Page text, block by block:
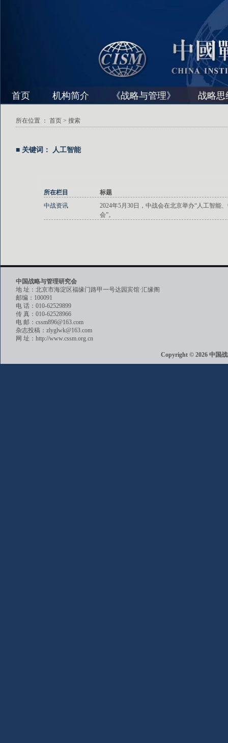
首页 机构简介 《战略与管理》 战略思
所在位置 ： 首页 > 搜索
■ 关键词： 人工智能
所在栏目
标题
中战资讯
2024年5月30日，中战会在北京举办“人工智能
会”。
中国战略与管理研究会
地 址：北京市海淀区福缘门路甲一号达园宾馆·汇缘阁
邮编：100091
电 话：010-62529899
传 真：010-62528966
电 邮：cssm896@163.com
杂志投稿：zlyglwk@163.com
网 址：http://www.cssm.org.cn
Copyright © 2026 中国